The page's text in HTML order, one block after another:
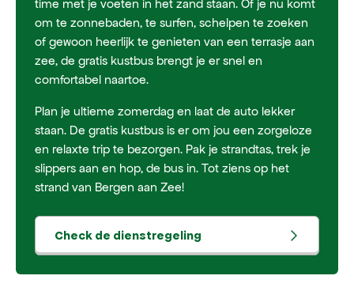
time met je voeten in het zand staan. Of je nu komt
om te zonnebaden, te surfen, schelpen te zoeken
of gewoon heerlijk te genieten van een terrasje aan
zee, de gratis kustbus brengt je er snel en
comfortabel naartoe.
Plan je ultieme zomerdag en laat de auto lekker
staan. De gratis kustbus is er om jou een zorgeloze
en relaxte trip te bezorgen. Pak je strandtas, trek je
slippers aan en hop, de bus in. Tot ziens op het
strand van Bergen aan Zee!
Check de dienstregeling